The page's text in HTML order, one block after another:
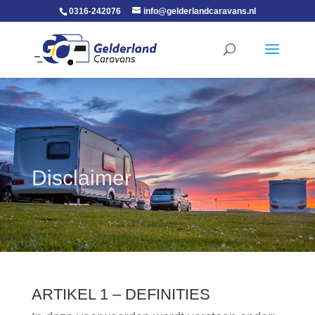
0316-242076 info@gelderlandcaravans.nl
Disclaimer
ARTIKEL 1 – DEFINITIES